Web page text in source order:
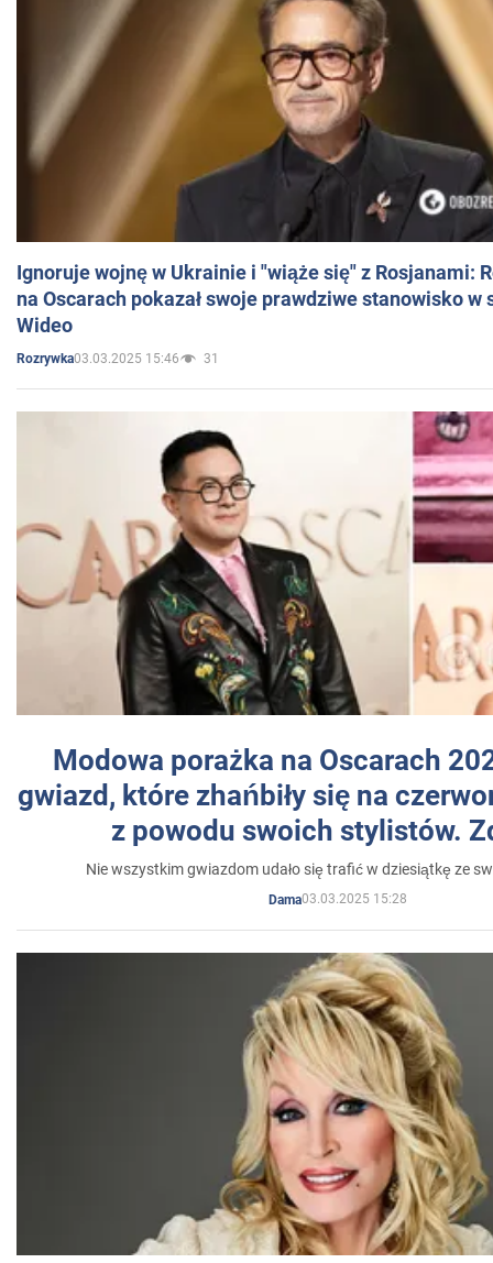
Ignoruje wojnę w Ukrainie i "wiąże się" z Rosjanami:
na Oscarach pokazał swoje prawdziwe stanowisko w
Wideo
Rozrywka03.03.2025 15:46 31
Modowa porażka na Oscarach
gwiazd, które zhańbiły się na
z powodu swoich stylistów.
Nie wszystkim gwiazdom udało się trafić w dziesiątkę ze
Dama03.03.2025 15:28